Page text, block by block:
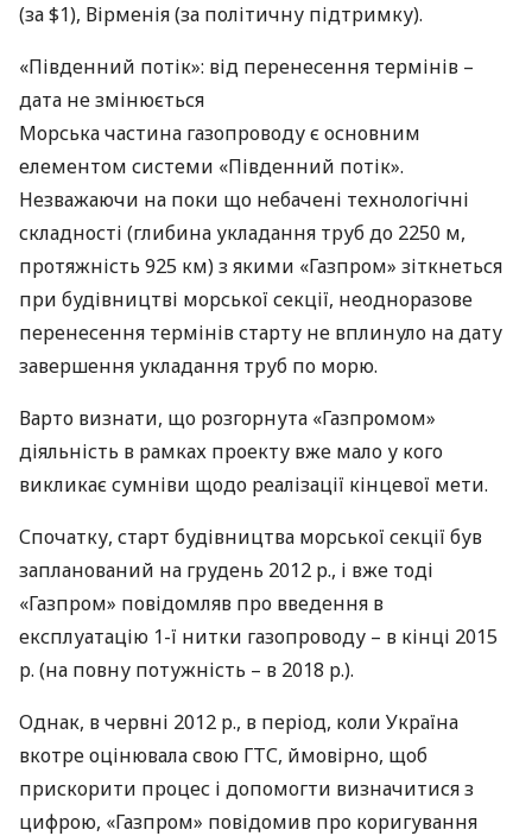
(за $1), Вірменія (за політичну підтримку).
«Південний потік»: від перенесення термінів –
дата не змінюється
Морська частина газопроводу є основним
елементом системи «Південний потік».
Незважаючи на поки що небачені технологічні
складності (глибина укладання труб до 2250 м,
протяжність 925 км) з якими «Газпром» зіткнеться
при будівництві морської секції, неодноразове
перенесення термінів старту не вплинуло на дату
завершення укладання труб по морю.
Варто визнати, що розгорнута «Газпромом»
діяльність в рамках проекту вже мало у кого
викликає сумніви щодо реалізації кінцевої мети.
Спочатку, старт будівництва морської секції був
запланований на грудень 2012 р., і вже тоді
«Газпром» повідомляв про введення в
експлуатацію 1-ї нитки газопроводу – в кінці 2015
р. (на повну потужність – в 2018 р.).
Однак, в червні 2012 р., в період, коли Україна
вкотре оцінювала свою ГТС, ймовірно, щоб
прискорити процес і допомогти визначитися з
цифрою, «Газпром» повідомив про коригування